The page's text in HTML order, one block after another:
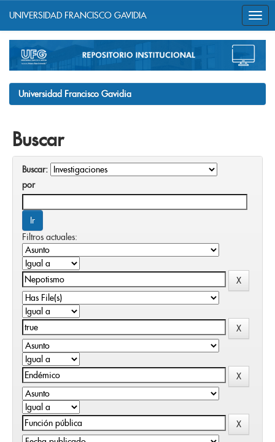
navigation
UNIVERSIDAD FRANCISCO GAVIDIA
Universidad Francisco Gavidia
Buscar
Buscar:
por
Filtros actuales: